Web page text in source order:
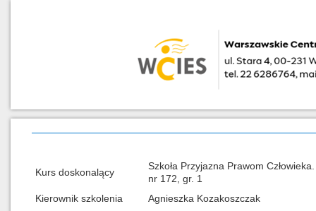
Kurs doskonalący
Szkoła Przyjazna Prawom
nr 172, gr. 1
Kierownik szkolenia
Agnieszka Kozakoszczak